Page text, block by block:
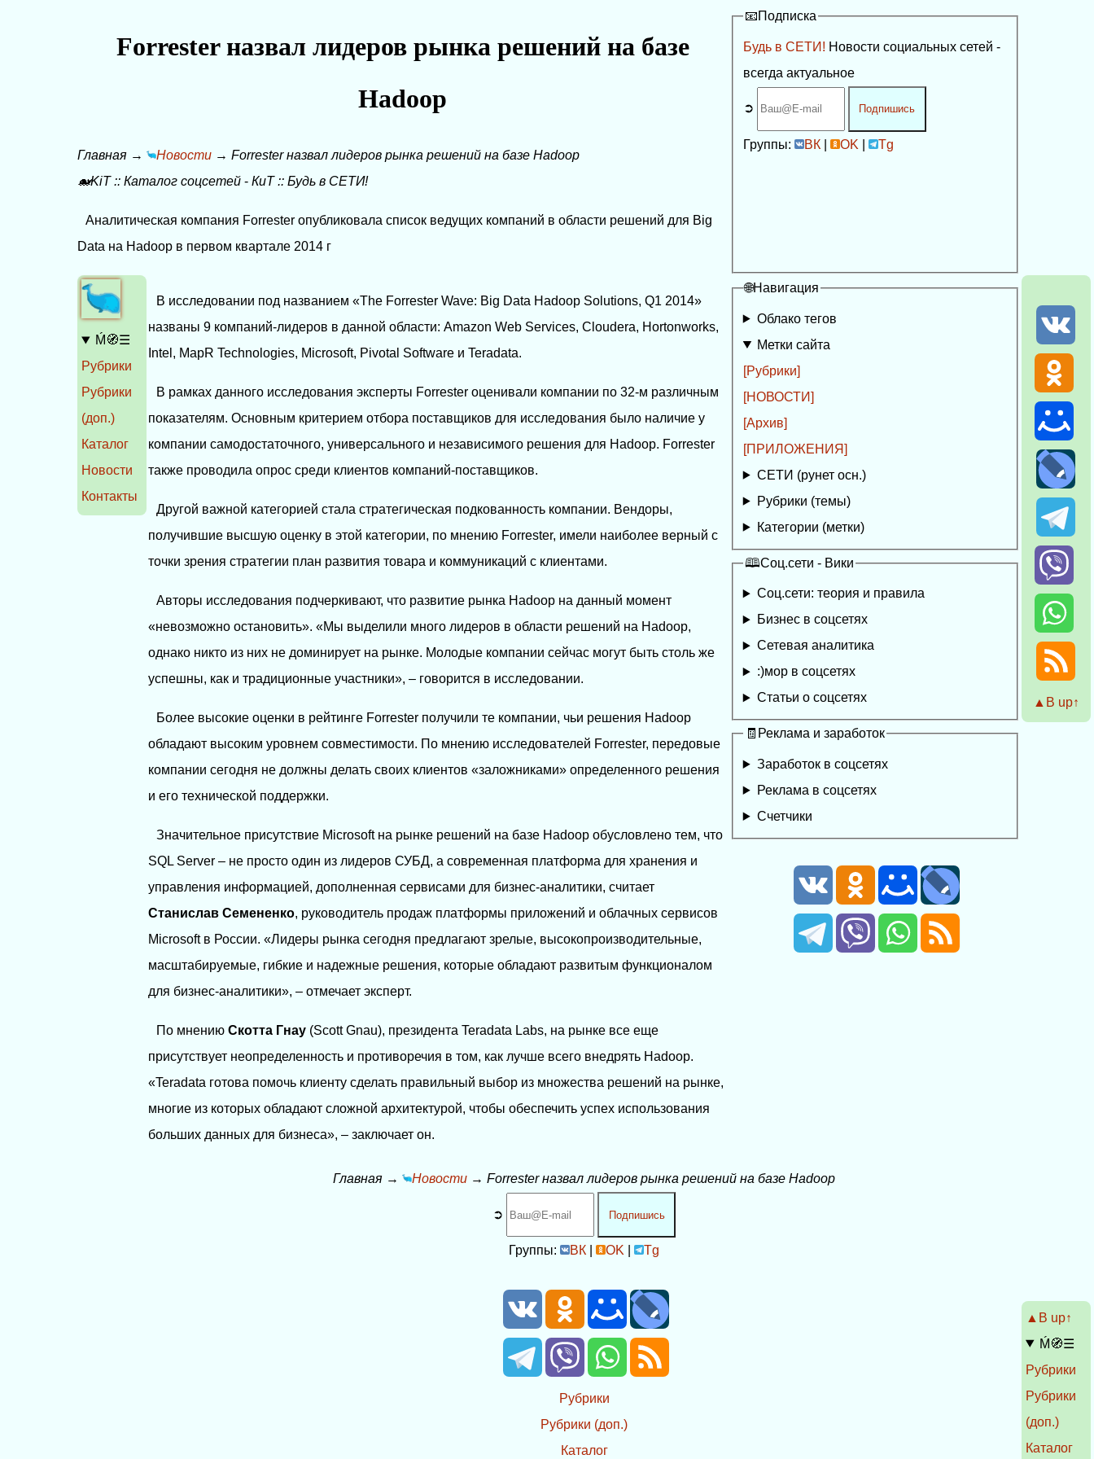
Forrester назвал лидеров рынка решений на базе
Hadoop
Главная → Новости →Forrester назвал лидеров рынка решений на базе Hadoop
🐋KiT::Каталог соцсетей -КиТ::Будь в СЕТИ!
Аналитическая компания Forrester опубликовала список ведущих компаний в области решений для Big
Data на Hadoop в первом квартале 2014 г
В исследовании под названием «The Forrester Wave: Big Data Hadoop Solutions, Q1 2014»
названы 9 компаний-лидеров в данной области: Amazon Web Services, Cloudera, Hortonworks,
Intel, MapR Technologies, Microsoft, Pivotal Software и Teradata.
В рамках данного исследования эксперты Forrester оценивали компании по 32-м различным
показателям. Основным критерием отбора поставщиков для исследования было наличие у
компании самодостаточного, универсального и независимого решения для Hadoop. Forrester
также проводила опрос среди клиентов компаний-поставщиков.
Другой важной категорией стала стратегическая подкованность компании. Вендоры,
получившие высшую оценку в этой категории, по мнению Forrester, имели наиболее верный с
точки зрения стратегии план развития товара и коммуникаций с клиентами.
Авторы исследования подчеркивают, что развитие рынка Hadoop на данный момент
«невозможно остановить». «Мы выделили много лидеров в области решений на Hadoop,
однако никто из них не доминирует на рынке. Молодые компании сейчас могут быть столь же
успешны, как и традиционные участники», – говорится в исследовании.
Более высокие оценки в рейтинге Forrester получили те компании, чьи решения Hadoop
обладают высоким уровнем совместимости. По мнению исследователей Forrester, передовые
компании сегодня не должны делать своих клиентов «заложниками» определенного решения
и его технической поддержки.
Значительное присутствие Microsoft на рынке решений на базе Hadoop обусловлено тем, что
SQL Server – не просто один из лидеров СУБД, а современная платформа для хранения и
управления информацией, дополненная сервисами для бизнес-аналитики, считает
Станислав Семененко, руководитель продаж платформы приложений и облачных сервисов
Microsoft в России. «Лидеры рынка сегодня предлагают зрелые, высокопроизводительные,
масштабируемые, гибкие и надежные решения, которые обладают развитым функционалом
для бизнес-аналитики», – отмечает эксперт.
По мнениюСкотта Гнау (Scott Gnau), президента Teradata Labs, на рынке все еще
присутствует неопределенность и противоречия в том, как лучше всего внедрять Hadoop.
«Teradata готова помочь клиенту сделать правильный выбор из множества решений на рынке,
многие из которых обладают сложной архитектурой, чтобы обеспечить успех использования
больших данных для бизнеса», – заключает он.
Ḿ🧭☰
Рубрики
Рубрики
(доп.)
Каталог
Новости
Контакты
▲Β up↑
📧Подписка
Будь в СЕТИ! Новости социальных сетей -
всегда актуальное
➲ Подпишись
Группы: ВК| OK Tg
🌐Навигация
Облако тегов
Метки сайта
[Рубрики]
[НОВОСТИ]
[Архив]
[ПРИЛОЖЕНИЯ]
СЕТИ (рунет осн.)
Рубрики (темы)
Категории (метки)
🕮Соц.сети - Вики
Соц.сети: теория и правила
Бизнес в соцсетях
Сетевая аналитика
:)мор в соцсетях
Статьи о соцсетях
🧾Реклама и заработок
Заработок в соцсетях
Реклама в соцсетях
Счетчики
▲Β up↑
Ḿ🧭☰
Рубрики
Рубрики
(доп.)
Каталог
Главная → Новости →Forrester назвал лидеров рынка решений на базе Hadoop
➲ Подпишись
Группы: ВК | OK | Tg
Рубрики
Рубрики (доп.)
Каталог